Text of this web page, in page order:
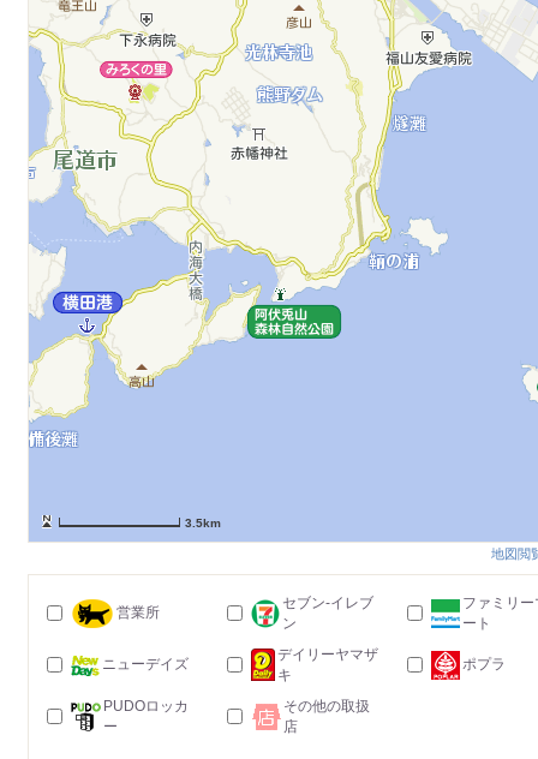
3.5km
地図閲
営業所
セブン-イレブ
ン
ファミリー
ート
ニューデイズ
デイリーヤマザ
キ
ポプラ
PUDOロッカ
ー
その他の取扱
店